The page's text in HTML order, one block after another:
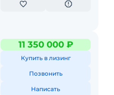
11 350 000 ₽
Купить в лизинг
Позвонить
Написать